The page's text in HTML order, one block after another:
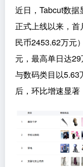
近日，Tabcut数
正式上线以来，
民币2453.62万元
元，最高单日达
与数码类目以5.63
后，环比增速显著